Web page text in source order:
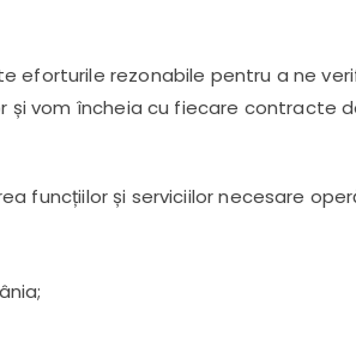
eforturile rezonabile pentru a ne
vom încheia cu fiecare contracte
funcțiilor și serviciilor necesare